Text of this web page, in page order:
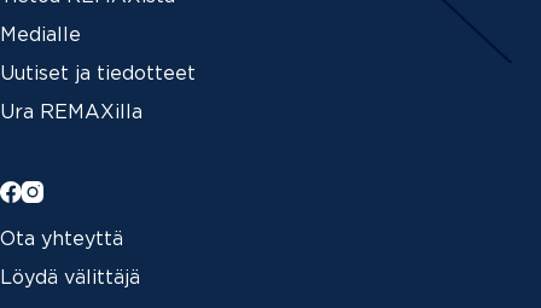
Medialle
Uutiset ja tiedotteet
Ura REMAXilla
Ota yhteyttä
Löydä välittäjä